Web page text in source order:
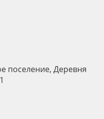
поселение, Деревня